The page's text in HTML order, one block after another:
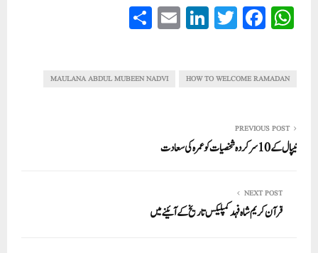
W
ha
A
Fa
ce
ok
T
wi
r
Li
nk
In
E
m
HOW TO WELCOME RAMADAN
MAULANA ABDUL MUBEEN NADVI
PREVIOUS POST
نیپال کے10سرکردہ شخصیات کو عمرہ کی سعادت
NEXT POST
قرآن کریم شاہ فہد کمپلیکس تاریخ کے آئینے میں